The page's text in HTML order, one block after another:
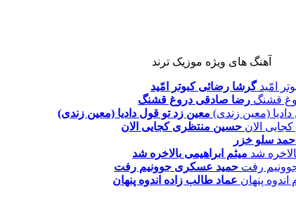
آهنگ های ویژه موزیک ترند
گرشا رضائیکبوتر امّید
رضا صادقی دروغ قشنگ
معین زدتو قول دادیا (معین زندی)
حسین منتظریکجایی الان
احمد سلو خزر
میثم ابراهیمی بالاخره شد
حمید عسکری جوونیم رفت
عماد طالب زاده اندوه پنهان